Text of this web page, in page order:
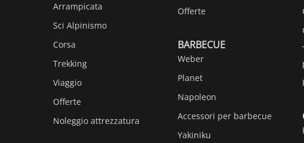
Arrampicata
Sci Alpinismo
Corsa
Trekking
Viaggio
Offerte
Noleggio attrezzatura
Offerte
BARBECUE
Weber
Planet
Napoleon
Accessori per barbecue
Yakiniku